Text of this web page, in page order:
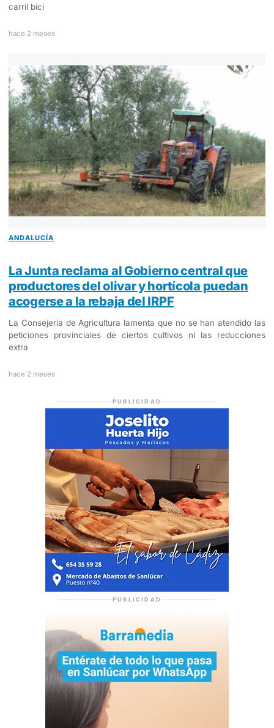
carril bici
hace 2 meses
ANDALUCÍA
La Junta reclama al Gobierno central que
productores del olivar y hortícola puedan
acogerse a la rebaja del IRPF
La Consejería de Agricultura lamenta que no se han atendido las
peticiones provinciales de ciertos cultivos ni las reducciones
extra
hace 2 meses
PUBLICIDAD
PUBLICIDAD